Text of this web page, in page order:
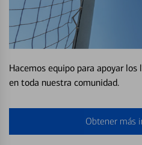
Hacemos equipo para apoyar
en toda nuestra comunidad.
Obtener más